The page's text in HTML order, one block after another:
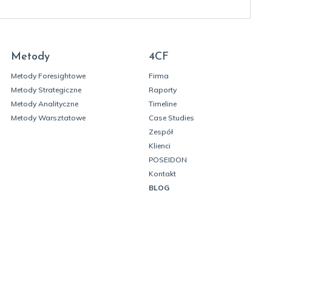
Metody
Metody Foresightowe
Metody Strategiczne
Metody Analityczne
Metody Warsztatowe
4CF
Firma
Raporty
Timeline
Case Studies
Zespół
Klienci
POSEIDON
Kontakt
BLOG